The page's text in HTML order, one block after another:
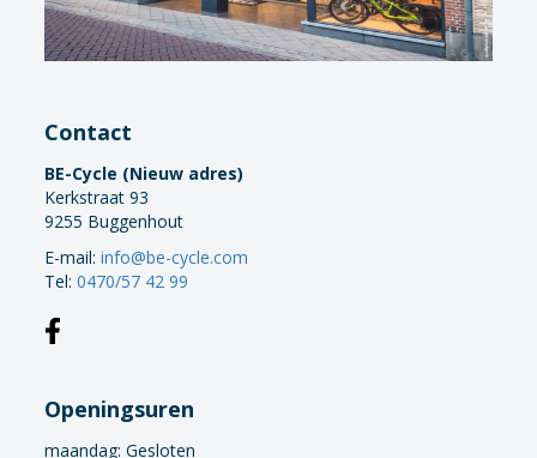
Contact
BE-Cycle (Nieuw adres)
Kerkstraat 93
9255 Buggenhout
E-mail:info@be-cycle.com
Tel:0470/57 42 99
Openingsuren
maandag:Gesloten